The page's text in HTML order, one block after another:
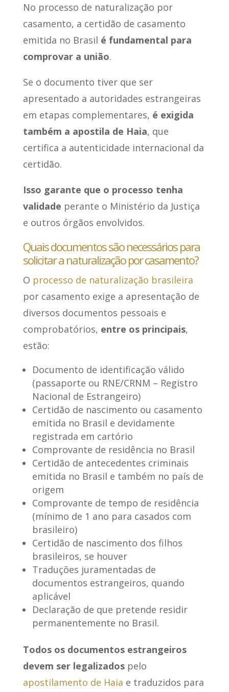
No processo de naturalização por
casamento, a certidão de casamento
emitida no Brasil é fundamental para
comprovar a união.
Se o documento tiver que ser
apresentado a autoridades estrangeiras
em etapas complementares, é exigida
também a apostila de Haia, que
certifica a autenticidade internacional da
certidão.
Isso garante que o processo tenha
validade perante o Ministério da Justiça
e outros órgãos envolvidos.
Quais documentos são necessários para
solicitar a naturalização por casamento?
O processo de naturalização brasileira
por casamento exige a apresentação de
diversos documentos pessoais e
comprobatórios, entre os principais,
estão:
Documento de identificação válido
(passaporte ou RNE/CRNM – Registro
Nacional de Estrangeiro)
Certidão de nascimento ou casamento
emitida no Brasil e devidamente
registrada em cartório
Comprovante de residência no Brasil
Certidão de antecedentes criminais
emitida no Brasil e também no país de
origem
Comprovante de tempo de residência
(mínimo de 1 ano para casados com
brasileiro)
Certidão de nascimento dos filhos
brasileiros, se houver
Traduções juramentadas de
documentos estrangeiros, quando
aplicável
Declaração de que pretende residir
permanentemente no Brasil.
Todos os documentos estrangeiros
devem ser legalizadospelo
apostilamento de Haia e traduzidos para